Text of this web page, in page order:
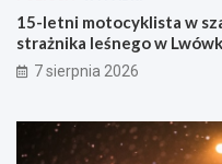
15-letni motocyklista w
strażnika leśnego w
7 sierpnia 2026